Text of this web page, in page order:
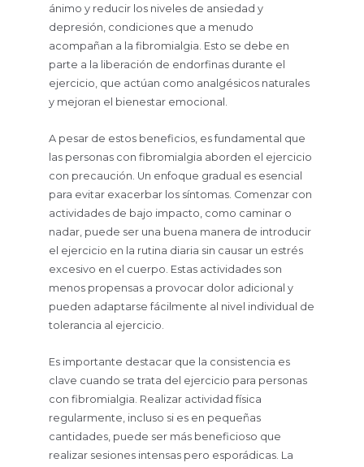
ánimo y reducir los niveles de ansiedad y
depresión, condiciones que a menudo
acompañan a la fibromialgia. Esto se debe en
parte a la liberación de endorfinas durante el
ejercicio, que actúan como analgésicos naturales
y mejoran el bienestar emocional.
A pesar de estos beneficios, es fundamental que
las personas con fibromialgia aborden el ejercicio
con precaución. Un enfoque gradual es esencial
para evitar exacerbar los síntomas. Comenzar con
actividades de bajo impacto, como caminar o
nadar, puede ser una buena manera de introducir
el ejercicio en la rutina diaria sin causar un estrés
excesivo en el cuerpo. Estas actividades son
menos propensas a provocar dolor adicional y
pueden adaptarse fácilmente al nivel individual de
tolerancia al ejercicio.
Es importante destacar que la consistencia es
clave cuando se trata del ejercicio para personas
con fibromialgia. Realizar actividad física
regularmente, incluso si es en pequeñas
cantidades, puede ser más beneficioso que
realizar sesiones intensas pero esporádicas. La